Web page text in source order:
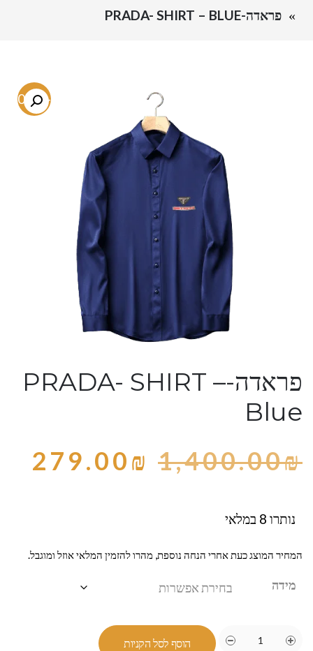
פראדה-PRADA- SHIRT – BLUE
-80.1%
פראדה-PRADA- SHIRT –
Blue
1,400.00₪
279.00₪
נותרו 8 במלאי
המחיר המוצג כעת אחרי הנחה נוספת, מהרו להזמין המלאי אוזל ומוגבל.
מידה
הוסף לסל הקניות